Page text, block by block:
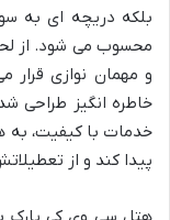
بلکه دریچه ای به
محسوب می شود. از
و مهمان نوازی قرار
خاطره انگیز طراحی
خدمات با کیفیت، به
پیدا کند و از